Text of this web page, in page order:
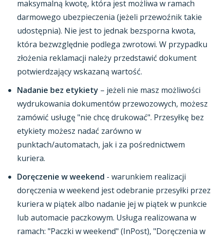
maksymalną kwotę, która jest możliwa w ramach
darmowego ubezpieczenia (jeżeli przewoźnik takie
udostępnia). Nie jest to jednak bezsporna kwota,
która bezwzględnie podlega zwrotowi. W przypadku
złożenia reklamacji należy przedstawić dokument
potwierdzający wskazaną wartość.
Nadanie bez etykiety – jeżeli nie masz możliwości
wydrukowania dokumentów przewozowych, możesz
zamówić usługę "nie chcę drukować". Przesyłkę bez
etykiety możesz nadać zarówno w
punktach/automatach, jak i za pośrednictwem
kuriera.
Doręczenie w weekend - warunkiem realizacji
doręczenia w weekend jest odebranie przesyłki przez
kuriera w piątek albo nadanie jej w piątek w punkcie
lub automacie paczkowym. Usługa realizowana w
ramach: "Paczki w weekend" (InPost), "Doręczenia w